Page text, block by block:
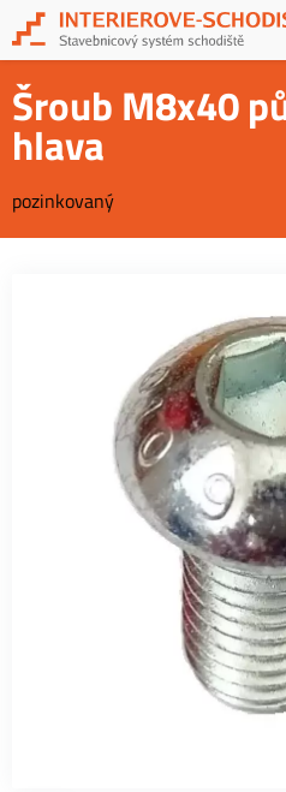
Šroub M8x40
hlava
pozinkovaný